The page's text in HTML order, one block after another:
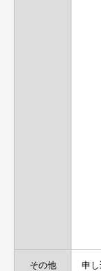
その他
申